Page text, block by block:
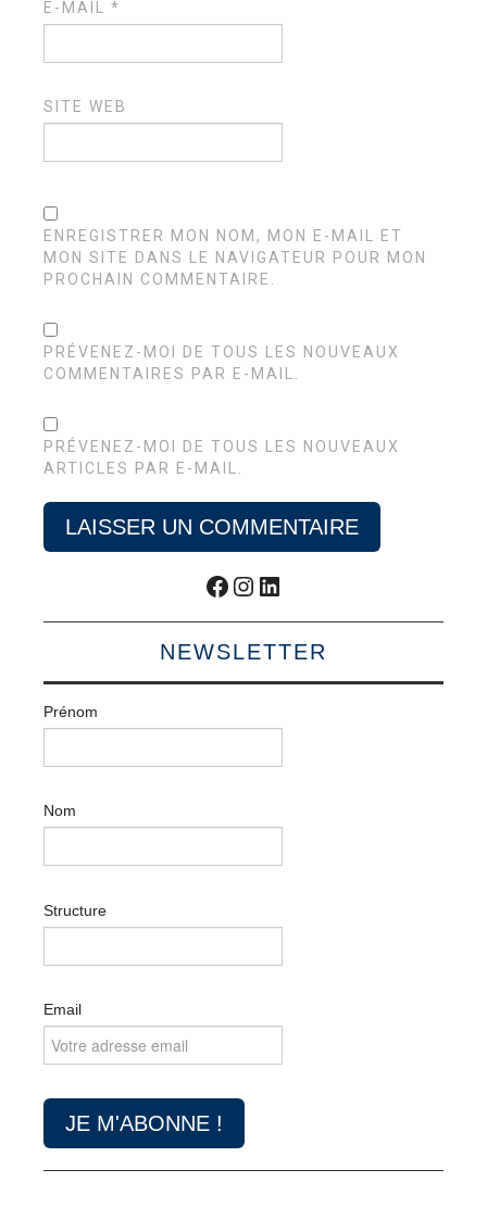
E-MAIL*
SITE WEB
ENREGISTRER MON NOM, MON E-MAIL ET
MON SITE DANS LE NAVIGATEUR POUR MON
PROCHAIN COMMENTAIRE.
PRÉVENEZ-MOI DE TOUS LES NOUVEAUX
COMMENTAIRES PAR E-MAIL.
PRÉVENEZ-MOI DE TOUS LES NOUVEAUX
ARTICLES PAR E-MAIL.
Facebook
Instagram
LinkedIn
NEWSLETTER
Prénom
Nom
Structure
Email